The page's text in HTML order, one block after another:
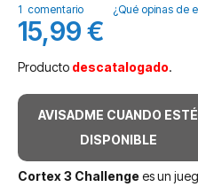
galería
de
imágenes
1 comentario ¿Qué opinas de
15,99 €
Producto descatalogado.
AVISADME CUANDO ESTÉ
DISPONIBLE
Cortex 3 Challenge es un